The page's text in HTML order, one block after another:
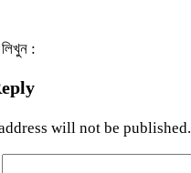
:
will not be published.